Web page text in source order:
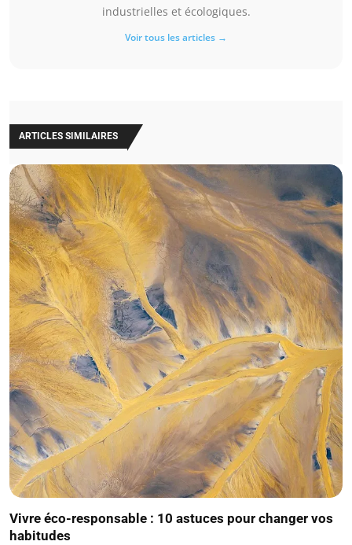
industrielles et écologiques.
Voir tous les articles →
ARTICLES SIMILAIRES
Vivre éco-responsable : 10 astuces pour changer vos
habitudes